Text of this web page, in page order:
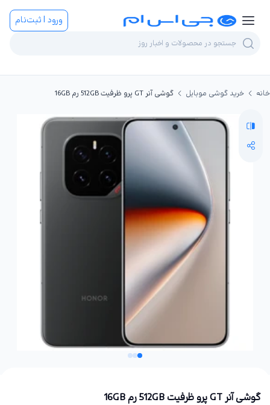
ورود | ثبت‌نام
خانه خرید گوشی موبایل گوشی آنر GT پرو ظرفیت 512GB رم 16GB
گوشی آنر GT پرو ظرفیت 512GB رم 16GB